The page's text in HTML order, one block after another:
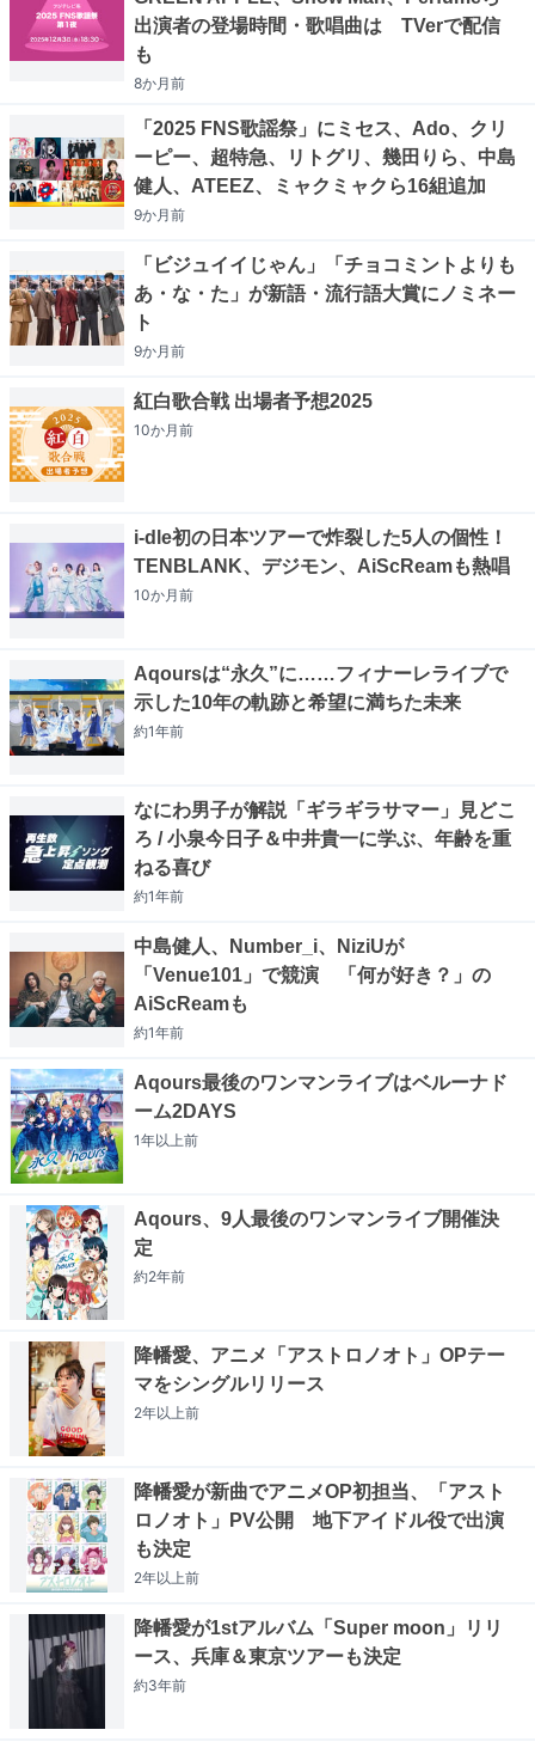
出演者の登場時間・歌唱曲は TVerで配信
も
8か月前
「2025 FNS歌謡祭」にミセス、Ado、クリ
ーピー、超特急、リトグリ、幾田りら、中島
健人、ATEEZ、ミャクミャクら16組追加
9か月前
「ビジュイイじゃん」「チョコミントよりも
あ・な・た」が新語・流行語大賞にノミネー
ト
9か月前
紅白歌合戦 出場者予想2025
10か月前
i-dle初の日本ツアーで炸裂した5人の個性！
TENBLANK、デジモン、AiScReamも熱唱
10か月前
Aqoursは“永久”に……フィナーレライブで
示した10年の軌跡と希望に満ちた未来
約1年前
なにわ男子が解説「ギラギラサマー」見どこ
ろ / 小泉今日子＆中井貴一に学ぶ、年齢を重
ねる喜び
約1年前
中島健人、Number_i、NiziUが
「Venue101」で競演 「何が好き？」の
AiScReamも
約1年前
Aqours最後のワンマンライブはベルーナド
ーム2DAYS
1年以上前
Aqours、9人最後のワンマンライブ開催決
定
約2年前
降幡愛、アニメ「アストロノオト」OPテー
マをシングルリリース
2年以上前
降幡愛が新曲でアニメOP初担当、「アスト
ロノオト」PV公開 地下アイドル役で出演
も決定
2年以上前
降幡愛が1stアルバム「Super moon」リリ
ース、兵庫＆東京ツアーも決定
約3年前